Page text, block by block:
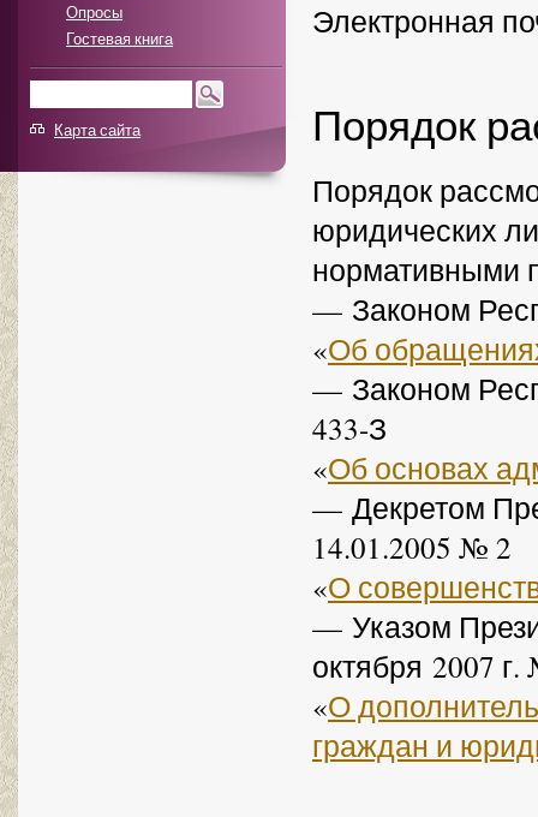
Опросы
Гостевая книга
Карта сайта
Электронная
Порядок
Порядок
юридических
нормативными
— Законом
«Об
— Законом
433-З
«Об основах
— Декретом
14.01.2005 № 2
«О
— Указом
октября 2007
«О
граждан и